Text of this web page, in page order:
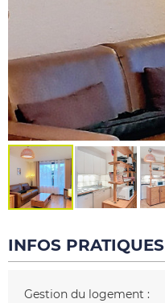
INFOS PRATIQUES
Gestion du logement :